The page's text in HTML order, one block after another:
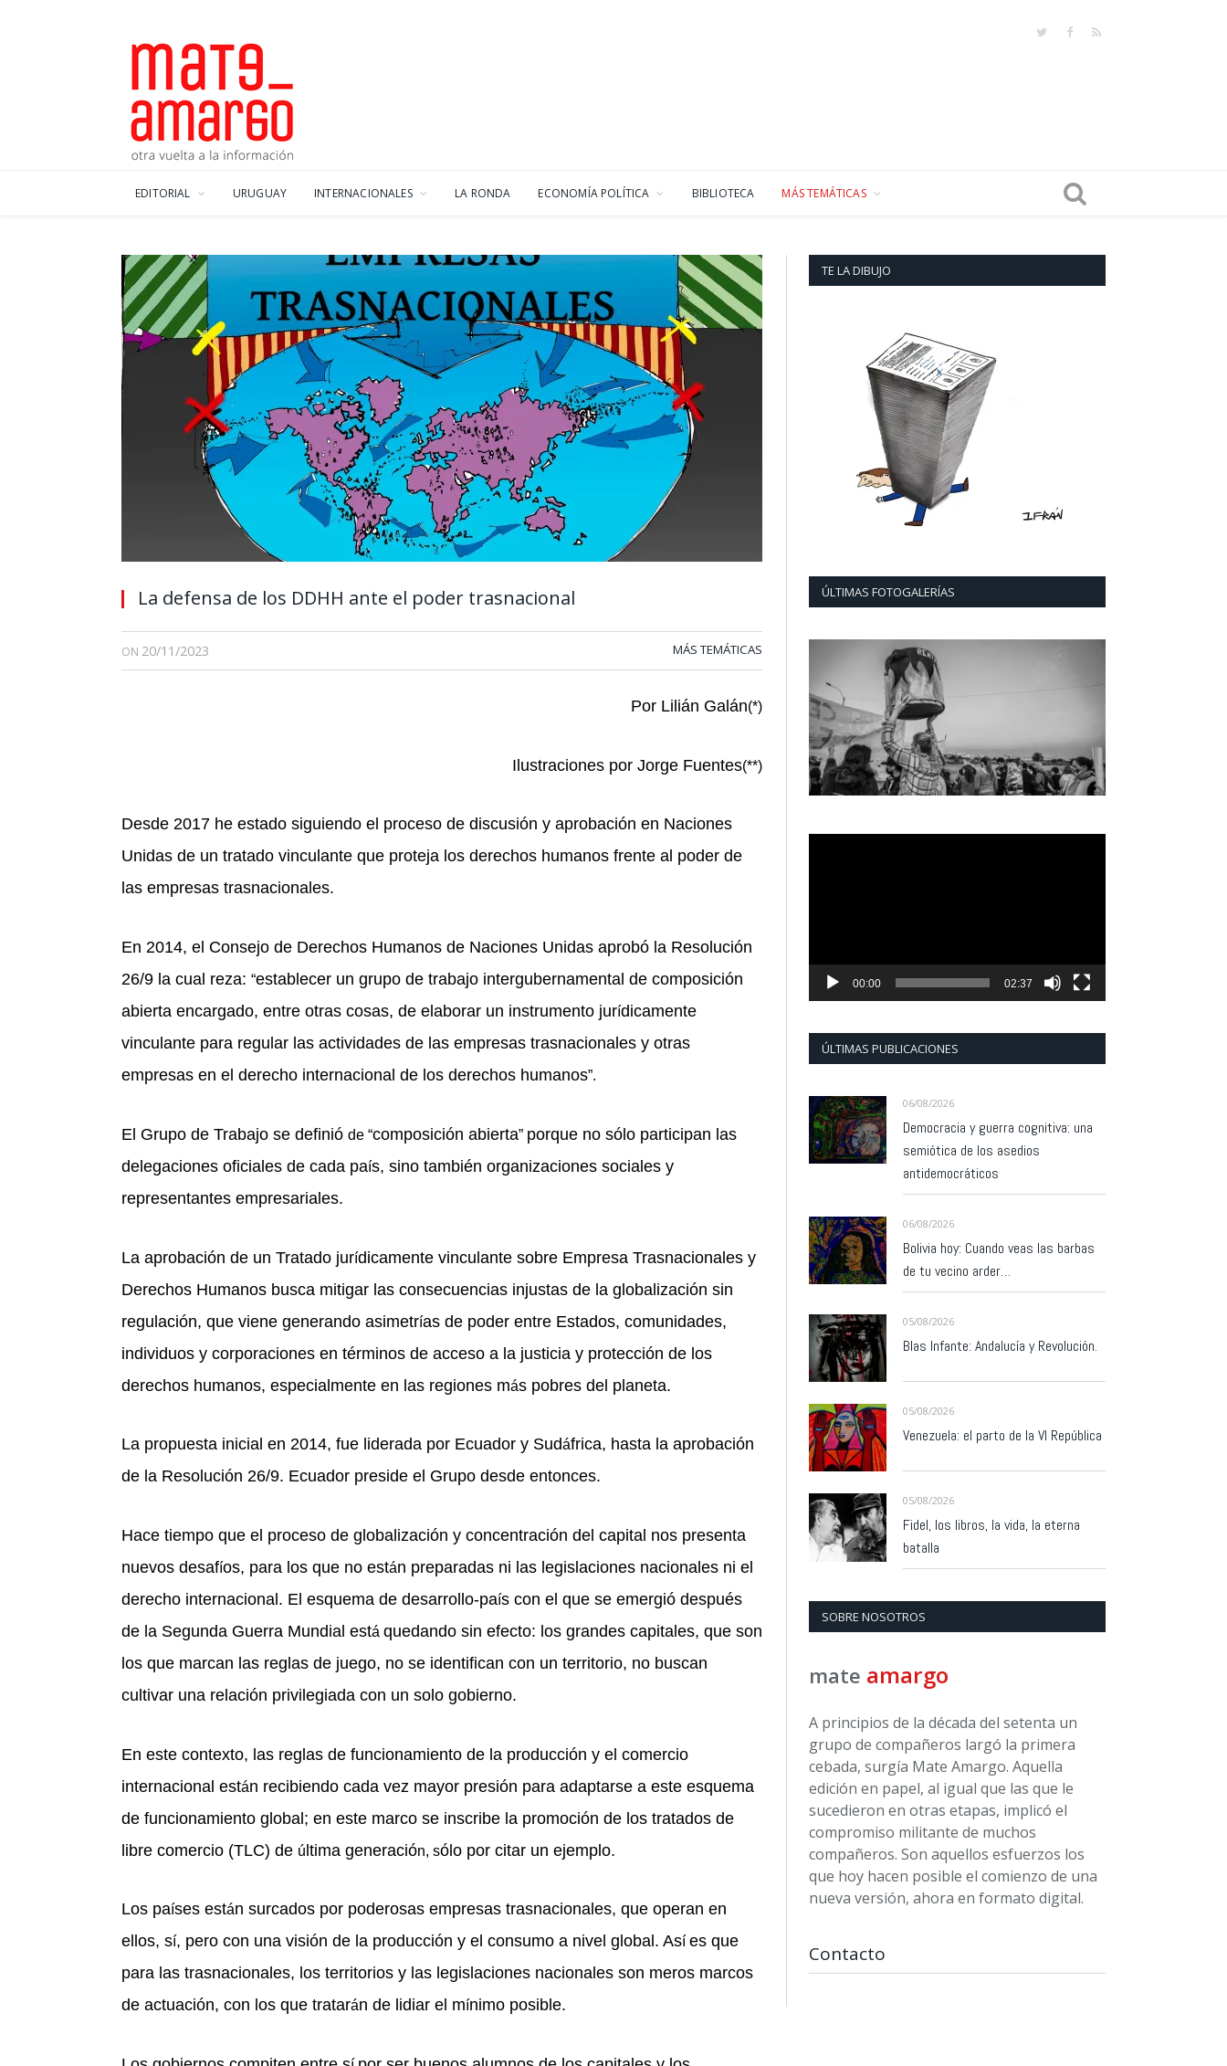
TwitterFacebook
RSS
EDITORIAL URUGUAY INTERNACIONALES LA RONDA ECONOMÍA POLÍTICA BIBLIOTECA MÁS TEMÁTICAS
La defensa de los DDHH ante el poder trasnacional
ON 20/11/2023 MÁS TEMÁTICAS
Por Lilián Galán(*)
Ilustraciones por Jorge Fuentes(**)
Desde 2017 he estado siguiendo el proceso de discusión y aprobación en Naciones
Unidas de un tratado vinculante que proteja los derechos humanos frente al poder de
las empresas trasnacionales.
En 2014, el Consejo de Derechos Humanos de Naciones Unidas aprobó la Resolución
26/9 la cual reza: “establecer un grupo de trabajo intergubernamental de composición
abierta encargado, entre otras cosas, de elaborar un instrumento jurídicamente
vinculante para regular las actividades de las empresas trasnacionales y otras
empresas en el derecho internacional de los derechos humanos”.
El Grupo de Trabajo se definió de “composición abierta” porque no sólo participan las
delegaciones oficiales de cada país, sino también organizaciones sociales y
representantes empresariales.
La aprobación de un Tratado jurídicamente vinculante sobre Empresa Trasnacionales y
Derechos Humanos busca mitigar las consecuencias injustas de la globalización sin
regulación, que viene generando asimetrías de poder entre Estados, comunidades,
individuos y corporaciones en términos de acceso a la justicia y protección de los
derechos humanos, especialmente en las regiones más pobres del planeta.
La propuesta inicial en 2014, fue liderada por Ecuador y Sudáfrica, hasta la aprobación
de la Resolución 26/9. Ecuador preside el Grupo desde entonces.
Hace tiempo que el proceso de globalización y concentración del capital nos presenta
nuevos desafíos, para los que no están preparadas ni las legislaciones nacionales ni el
derecho internacional. El esquema de desarrollo-país con el que se emergió después
de la Segunda Guerra Mundial está quedando sin efecto: los grandes capitales, que son
los que marcan las reglas de juego, no se identifican con un territorio, no buscan
cultivar una relación privilegiada con un solo gobierno.
En este contexto, las reglas de funcionamiento de la producción y el comercio
internacional están recibiendo cada vez mayor presión para adaptarse a este esquema
de funcionamiento global; en este marco se inscribe la promoción de los tratados de
libre comercio (TLC) de última generación, sólo por citar un ejemplo.
Los países están surcados por poderosas empresas trasnacionales, que operan en
ellos, sí, pero con una visión de la producción y el consumo a nivel global. Así es que
para las trasnacionales, los territorios y las legislaciones nacionales son meros marcos
de actuación, con los que tratarán de lidiar el mínimo posible.
TE LA DIBUJO
ÚLTIMAS FOTOGALERÍAS
00:00 02:37
ÚLTIMAS PUBLICACIONES
06/08/2026
Democracia y guerra cognitiva: una
semiótica de los asedios
antidemocráticos
06/08/2026
Bolivia hoy: Cuando veas las barbas
de tu vecino arder…
05/08/2026
Blas Infante: Andalucía y Revolución.
05/08/2026
Venezuela: el parto de la VI República
05/08/2026
Fidel, los libros, la vida, la eterna
batalla
SOBRE NOSOTROS
mate amargo
A principios de la década del setenta un
grupo de compañeros largó la primera
cebada, surgía Mate Amargo. Aquella
edición en papel, al igual que las que le
sucedieron en otras etapas, implicó el
compromiso militante de muchos
compañeros. Son aquellos esfuerzos los
que hoy hacen posible el comienzo de una
nueva versión, ahora en formato digital.
Contacto